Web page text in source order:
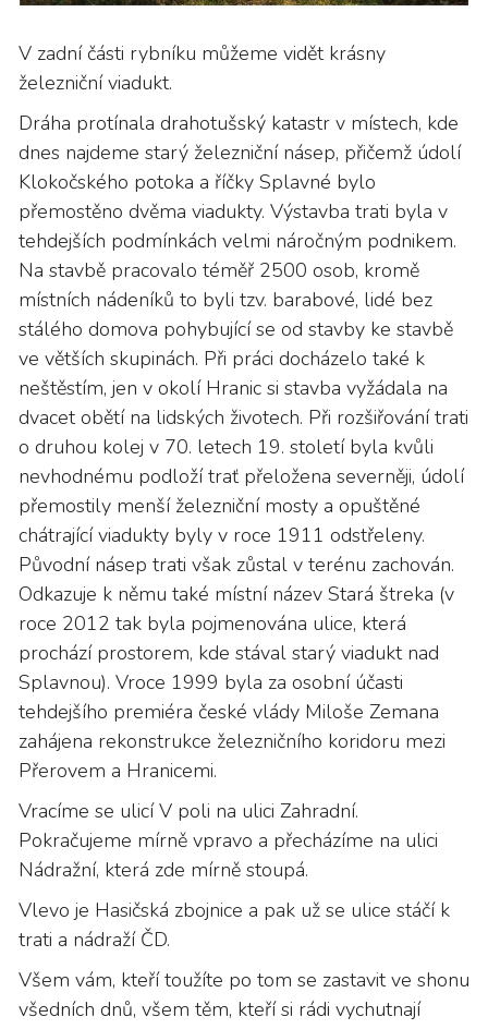
V zadní části rybníku můžeme vidět krásny
železniční viadukt.
Dráha protínala drahotušský katastr v místech, kde
dnes najdeme starý železniční násep, přičemž údolí
Klokočského potoka a říčky Splavné bylo
přemostěno dvěma viadukty. Výstavba trati byla v
tehdejších podmínkách velmi náročným podnikem.
Na stavbě pracovalo téměř 2500 osob, kromě
místních nádeníků to byli tzv. barabové, lidé bez
stálého domova pohybující se od stavby ke stavbě
ve větších skupinách. Při práci docházelo také k
neštěstím, jen v okolí Hranic si stavba vyžádala na
dvacet obětí na lidských životech. Při rozšiřování trati
o druhou kolej v 70. letech 19. století byla kvůli
nevhodnému podloží trať přeložena severněji, údolí
přemostily menší železniční mosty a opuštěné
chátrající viadukty byly v roce 1911 odstřeleny.
Původní násep trati však zůstal v terénu zachován.
Odkazuje k němu také místní název Stará štreka (v
roce 2012 tak byla pojmenována ulice, která
prochází prostorem, kde stával starý viadukt nad
Splavnou). Vroce 1999 byla za osobní účasti
tehdejšího premiéra české vlády Miloše Zemana
zahájena rekonstrukce železničního koridoru mezi
Přerovem a Hranicemi.
Vracíme se ulicí V poli na ulici Zahradní.
Pokračujeme mírně vpravo a přecházíme na ulici
Nádražní, která zde mírně stoupá.
Vlevo je Hasičská zbojnice a pak už se ulice stáčí k
trati a nádraží ČD.
Všem vám, kteří toužíte po tom se zastavit ve shonu
všedních dnů, všem těm, kteří si rádi vychutnají